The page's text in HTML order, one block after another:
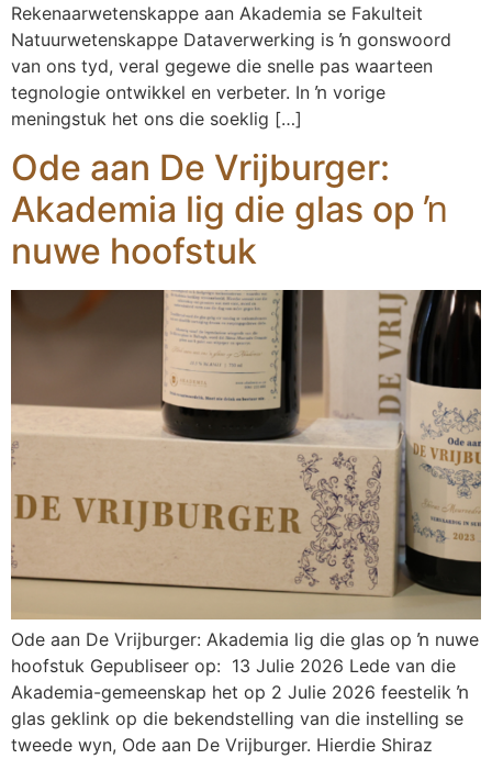
Rekenaarwetenskappe aan Akademia se Fakulteit
Natuurwetenskappe Dataverwerking is ŉ gonswoord
van ons tyd, veral gegewe die snelle pas waarteen
tegnologie ontwikkel en verbeter. In ŉ vorige
meningstuk het ons die soeklig […]
Ode aan De Vrijburger:
Akademia lig die glas op ŉ
nuwe hoofstuk
Ode aan De Vrijburger: Akademia lig die glas op ŉ nuwe
hoofstuk Gepubliseer op: 13 Julie 2026 Lede van die
Akademia-gemeenskap het op 2 Julie 2026 feestelik ŉ
glas geklink op die bekendstelling van die instelling se
tweede wyn, Ode aan De Vrijburger. Hierdie Shiraz